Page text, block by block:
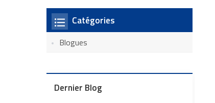
Catégories
Blogues
Dernier Blog